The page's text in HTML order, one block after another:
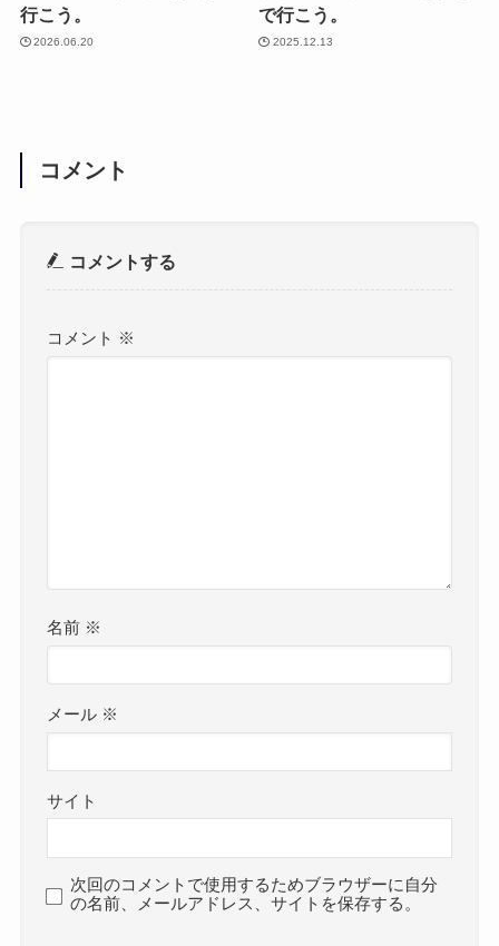
行こう。
2026.06.20
で行こう。
2025.12.13
コメント
コメントする
コメント ※
名前 ※
メール ※
サイト
次回のコメントで使用するためブラウザーに自分
の名前、メールアドレス、サイトを保存する。